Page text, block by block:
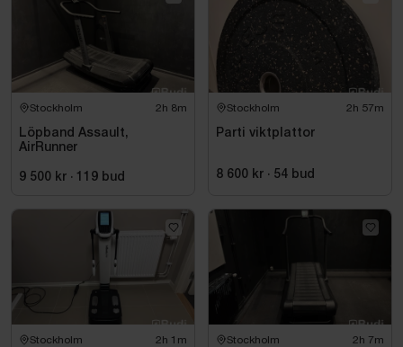
Stockholm 2h 8m
Löpband Assault,
AirRunner
9 500 kr · 119 bud
Stockholm 2h 57m
Parti viktplattor
8 600 kr · 54 bud
Stockholm 2h 1m Stockholm 2h 7m